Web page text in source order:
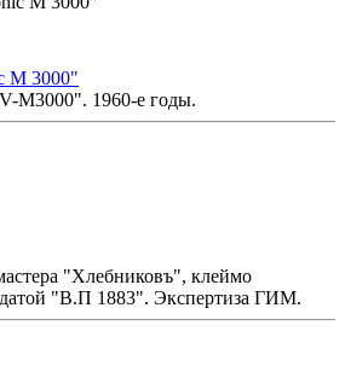
M 3000"
M3000". 1960-е годы.
"Хлебниковъ", клеймо
датой "В.П 1883". Экспертиза ГИМ.